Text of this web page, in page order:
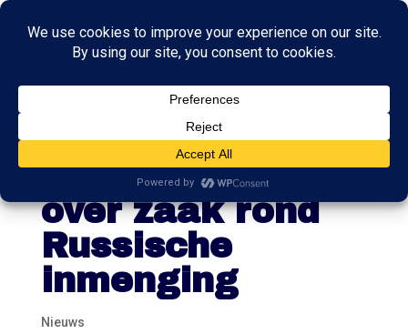
Wilders wil ‘iets
van helderheid’
over zaak rond
Russische
inmenging
Nieuws